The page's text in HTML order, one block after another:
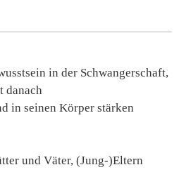
in der Schwangerschaft,
danach
in seinen Körper stärken
und Väter, (Jung-)Eltern